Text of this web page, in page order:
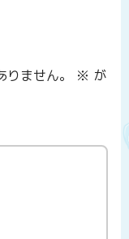
ません。 ※ が